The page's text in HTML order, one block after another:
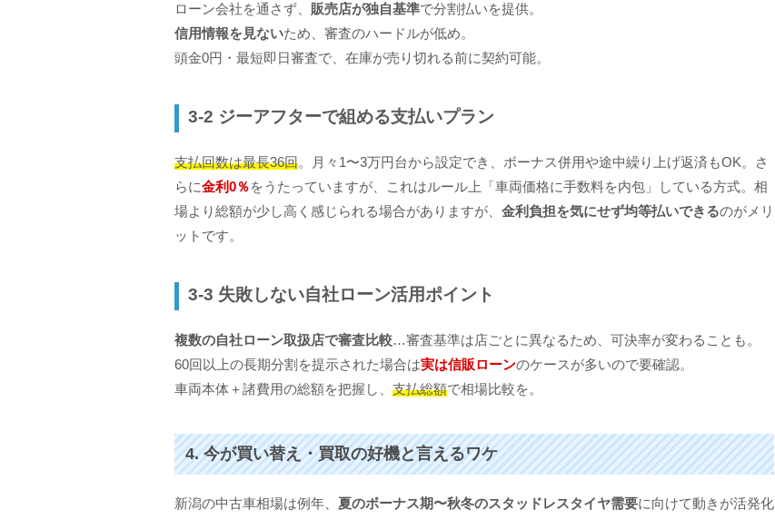
ローン会社を通さず、 販売店が独自基準で分割払いを提供。
信用情報を見ないため、審査のハードルが低め。
頭金0円・最短即日審査で、在庫が売り切れる前に契約可能。
3-2 ジーアフターで組める支払いプラン
支払回数は最長36回。月々1〜3万円台から設定でき、ボーナス併用や途中繰り上げ返済もOK。さ
らに金利0％をうたっていますが、これはルール上「車両価格に手数料を内包」している方式。相
場より総額が少し高く感じられる場合がありますが、 金利負担を気にせず均等払いできるのがメリ
ットです。
3-3 失敗しない自社ローン活用ポイント
複数の自社ローン取扱店で審査比較…審査基準は店ごとに異なるため、可決率が変わることも。
60回以上の長期分割を提示された場合は実は信販ローンのケースが多いので要確認。
車両本体＋諸費用の総額を把握し、 支払総額で相場比較を。
4. 今が買い替え・買取の好機と言えるワケ
新潟の中古車相場は例年、 夏のボーナス期〜秋冬のスタッドレスタイヤ需要に向けて動きが活発化